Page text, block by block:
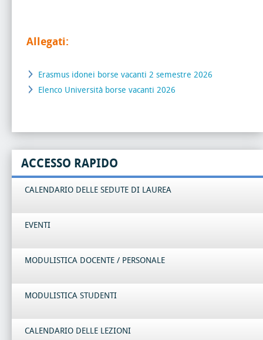
Allegati:
Erasmus idonei borse vacanti 2 semestre 2026
Elenco Università borse vacanti 2026
ACCESSO RAPIDO
CALENDARIO DELLE SEDUTE DI LAUREA
EVENTI
MODULISTICA DOCENTE / PERSONALE
MODULISTICA STUDENTI
CALENDARIO DELLE LEZIONI